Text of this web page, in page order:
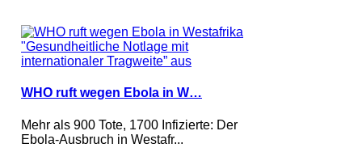
WHO ruft wegen Ebola in W…
Mehr als 900 Tote, 1700 Infizierte: Der
Ebola-Ausbruch in Westafr...